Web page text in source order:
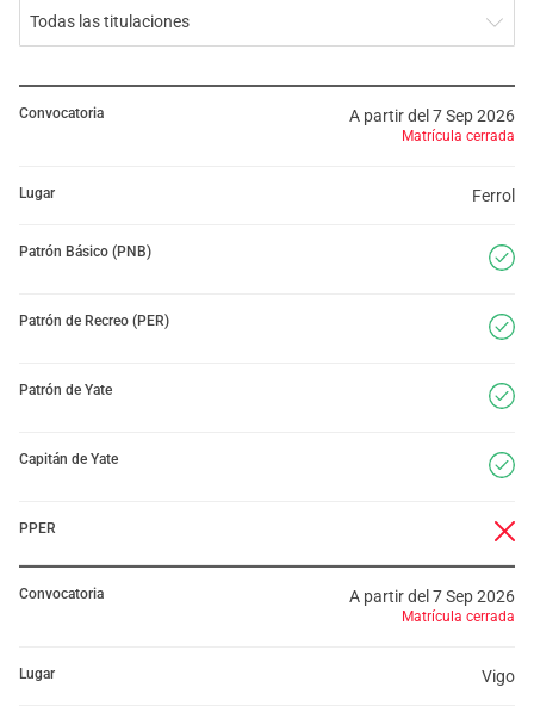
Todas las titulaciones
Convocatoria A partir del 7 Sep 2026
Matrícula cerrada
Lugar Ferrol
Patrón Básico (PNB)
Patrón de Recreo (PER)
Patrón de Yate
Capitán de Yate
PPER
Convocatoria A partir del 7 Sep 2026
Matrícula cerrada
Lugar Vigo